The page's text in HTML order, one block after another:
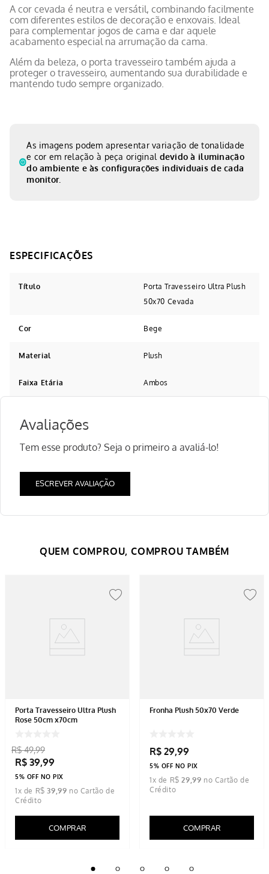
A cor cevada é neutra e versátil, combinando facilmente
com diferentes estilos de decoração e enxovais. Ideal
para complementar jogos de cama e dar aquele
acabamento especial na arrumação da cama.
Além da beleza, o porta travesseiro também ajuda a
proteger o travesseiro, aumentando sua durabilidade e
mantendo tudo sempre organizado.
As imagens podem apresentar variação de tonalidade
e cor em relação à peça original devido à iluminação
do ambiente e às configurações individuais de cada
monitor.
Título
Porta Travesseiro Ultra Plush
50x70 Cevada
Cor Bege
Material Plush
Faixa Etária Ambos
Avaliações
Tem esse produto? Seja o primeiro a avaliá-lo!
ESCREVER AVALIAÇÃO
Porta Travesseiro Ultra Plush
Rose 50cm x70cm
R$ 49,99
R$ 39,99
5% OFF NO PIX
1x de R$ 39 ,99
COMPRAR
Fronha Plush 50x70 Verde
R$ 29,99
5% OFF NO PIX
1x de R$ 29 ,99
COMPRAR